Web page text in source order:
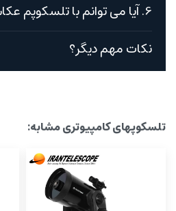
6. آیا می توانم با تلسکوپم عکاسی کنم؟
نکات مهم دیگر؟
تلسکوپهای کامپیوتری مشابه: